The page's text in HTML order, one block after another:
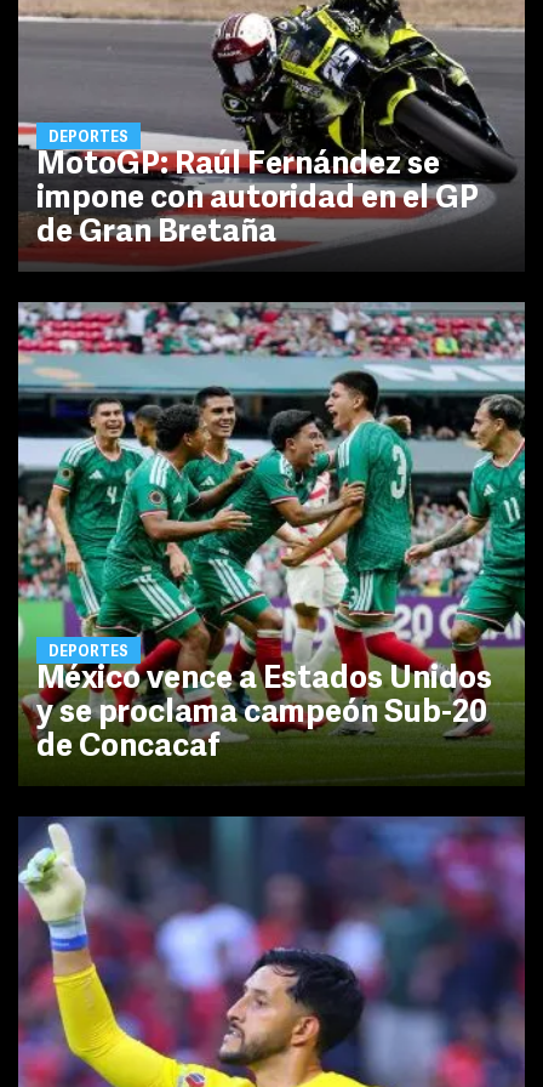
DEPORTES
MotoGP: Raúl Fernández se
impone con autoridad en el GP
de Gran Bretaña
DEPORTES
México vence a Estados Unidos
y se proclama campeón Sub-20
de Concacaf